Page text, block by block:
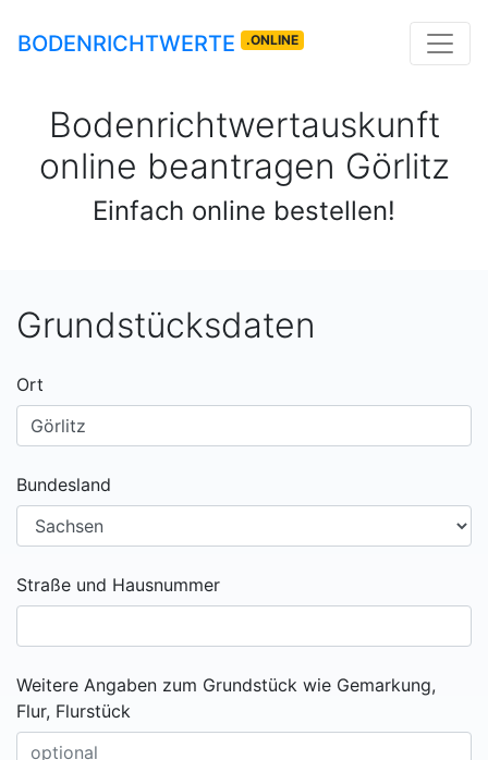
BODENRICHTWERTE .ONLINE
Bodenrichtwertauskunft
online beantragen Görlitz
Einfach online bestellen!
Grundstücksdaten
Ort
Bundesland
Straße und Hausnummer
Weitere Angaben zum Grundstück wie Gemarkung,
Flur, Flurstück